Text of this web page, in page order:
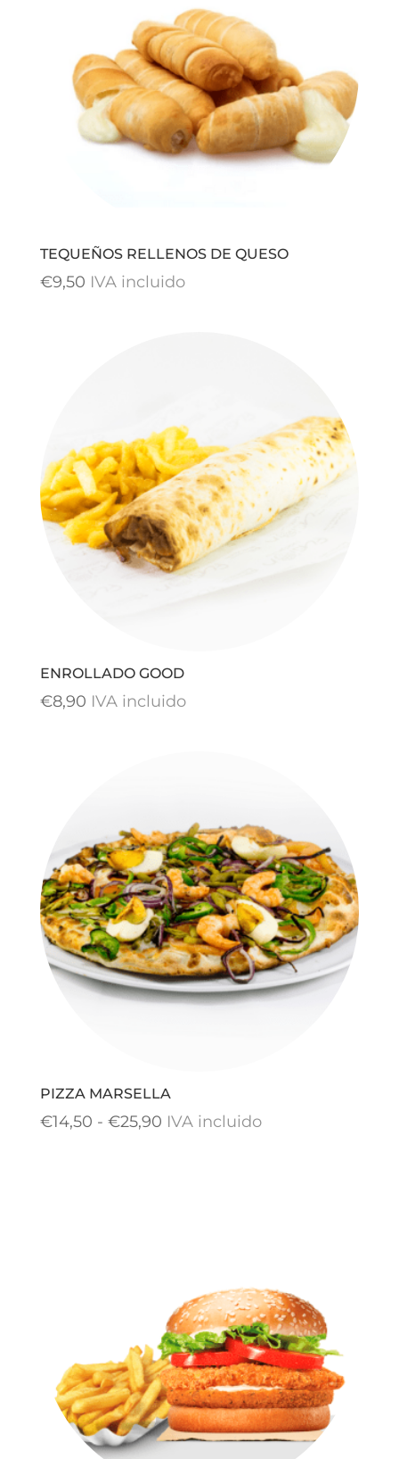
TEQUEÑOS RELLENOS DE QUESO
€9,50 IVA incluido
ENROLLADO GOOD
€8,90 IVA incluido
PIZZA MARSELLA
€14,50 - €25,90Rango
IVA incluido